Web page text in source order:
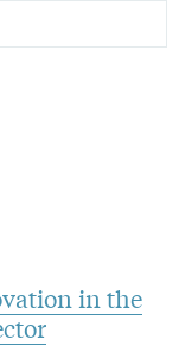
in the